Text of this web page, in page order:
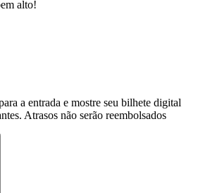
alto!
a entrada e mostre seu bilhete digital
Atrasos não serão reembolsados